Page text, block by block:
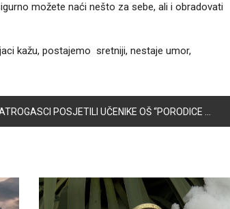
možete naći nešto za sebe, ali i obradovati
kažu, postajemo sretniji, nestaje umor,
POSJETILI UČENIKE OŠ “PORODICE EF. RAMIĆ”